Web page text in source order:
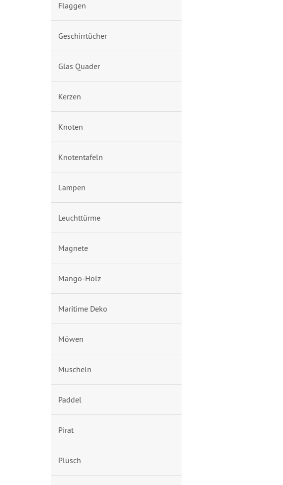
Flaggen
Geschirrtücher
Glas Quader
Kerzen
Knoten
Knotentafeln
Lampen
Leuchttürme
Magnete
Mango-Holz
Maritime Deko
Möwen
Muscheln
Paddel
Pirat
Plüsch